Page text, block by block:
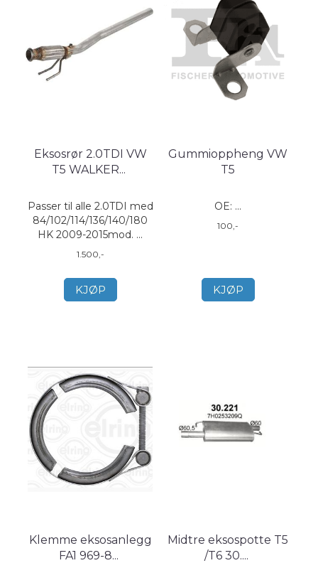
Eksosrør 2.0TDI VW
T5 WALKER...
Passer til alle 2.0TDI med
84/102/114/136/140/180
HK 2009-2015mod. ...
1.500,-
KJØP
Gummioppheng VW
T5
OE: ...
100,-
KJØP
Klemme eksosanlegg
FA1 969-8...
Midtre eksospotte T5
/T6 30....